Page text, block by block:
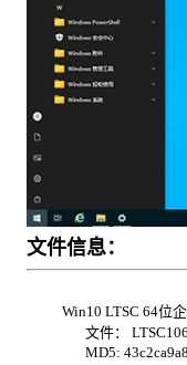
文件信息：
Win10 LTSC 64位
文件：
MD5: